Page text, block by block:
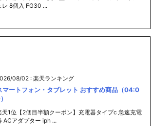
レ 8個入 FG30 ...
08/02 : 楽天ランキング
マートフォン・タブレット おすすめ商品（04:0
天1位【2個目半額クーポン】充電器タイプc 急速充電
ACアダプター iph ...